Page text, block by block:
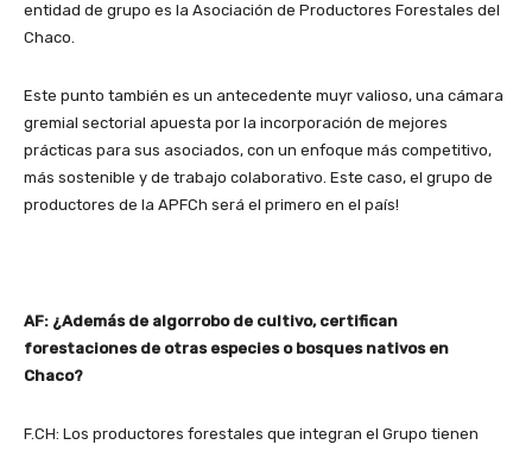
entidad de grupo es la Asociación de Productores Forestales del
Chaco.
Este punto también es un antecedente muyr valioso, una cámara
gremial sectorial apuesta por la incorporación de mejores
prácticas para sus asociados, con un enfoque más competitivo,
más sostenible y de trabajo colaborativo. Este caso, el grupo de
productores de la APFCh será el primero en el país!
AF: ¿Además de algorrobo de cultivo, certifican
forestaciones de otras especies o bosques nativos en
Chaco?
F.CH: Los productores forestales que integran el Grupo tienen